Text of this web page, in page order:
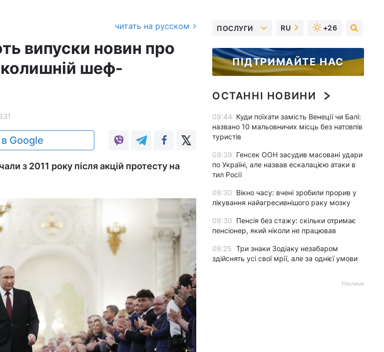
читать на русском
випуски новин про
шеф-
Google
з 2011 року після акцій протесту на
ПОСЛУГИ RU +26
ПІДТРИМАЙТЕ НАС
ОСТАННІ НОВИНИ
09:44 Куди поїхати замість Венеції чи Балі:
названо 10 мальовничих місць без натовпів
туристів
09:39 Генсек ООН засудив масовані удари
по Україні, але назвав ескалацією атаки в
тил Росії
09:30 Вікно часу: вчені зробили прорив у
лікування найагресивнішого раку мозку
09:30 Пенсія без стажу: скільки отримає
пенсіонер, який ніколи не працював
09:25 Три знаки Зодіаку незабаром
здійснять усі свої мрії, але за однієї умови
Реклама